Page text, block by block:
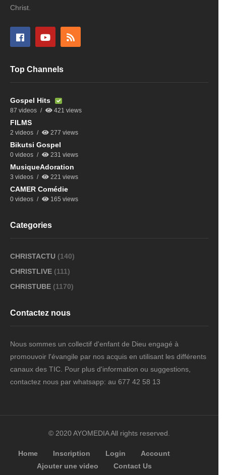
Christ.
Top Channels
Gospel Hits
87 videos 421 views
FILMS
2 videos 277 views
Bikutsi Gospel
0 videos 231 views
MusiqueAdoration
3 videos 221 views
CAMER Comédie
0 videos 165 views
Categories
CHRISTACTU (140)
CHRISTLIVE (111)
CHRISTUBE (1170)
Contactez nous
Nous sommes un collectif d'enfant de Dieu engagé à
promouvoir l'évangile par nos acquis en utilisant les différents
canaux des TIC. Pour plus d'information ou suggestions,
contactez nous par whatsapp: au 677 42 58 13
© 2020 AYOMEDIA All rights reserved.
Home Inscription Login
Account
Ajouter une video
Contact Us